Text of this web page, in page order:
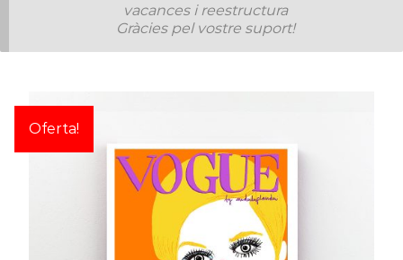
vacances i reestructura
Gràcies pel vostre suport!
Oferta!